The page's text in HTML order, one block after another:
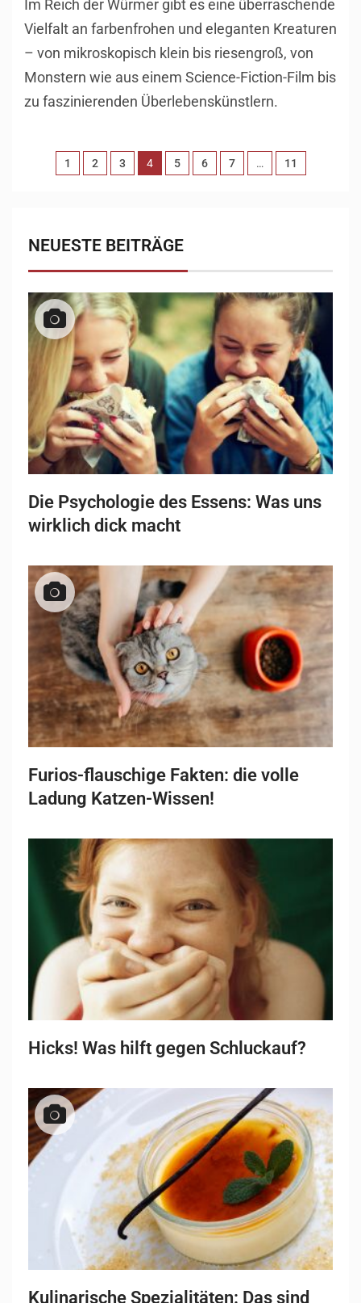
Im Reich der Würmer gibt es eine überraschende
Vielfalt an farbenfrohen und eleganten Kreaturen
– von mikroskopisch klein bis riesengroß, von
Monstern wie aus einem Science-Fiction-Film bis
zu faszinierenden Überlebenskünstlern.
1 2 3 4 5 6 7 … 11
NEUESTE BEITRÄGE
Die Psychologie des Essens: Was uns
wirklich dick macht
Furios-flauschige Fakten: die volle
Ladung Katzen-Wissen!
Hicks! Was hilft gegen Schluckauf?
Kulinarische Spezialitäten: Das sind